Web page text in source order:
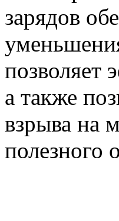
зарядов
позволяет
а также
взрыва на
полезного